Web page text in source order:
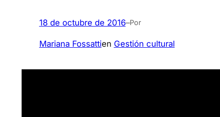
18 de octubre de 2016–Por
Mariana Fossattien Gestión cultural